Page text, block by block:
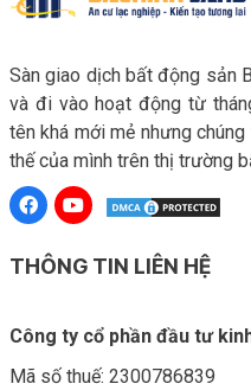
Sàn giao dịch bất động sản
và đi vào hoạt động từ
tên khá mới mẻ nhưng
thế của mình trên thị trường
THÔNG TIN LIÊN HỆ
Công ty cổ phần đầu tư
Mã số thuế: 2300786839